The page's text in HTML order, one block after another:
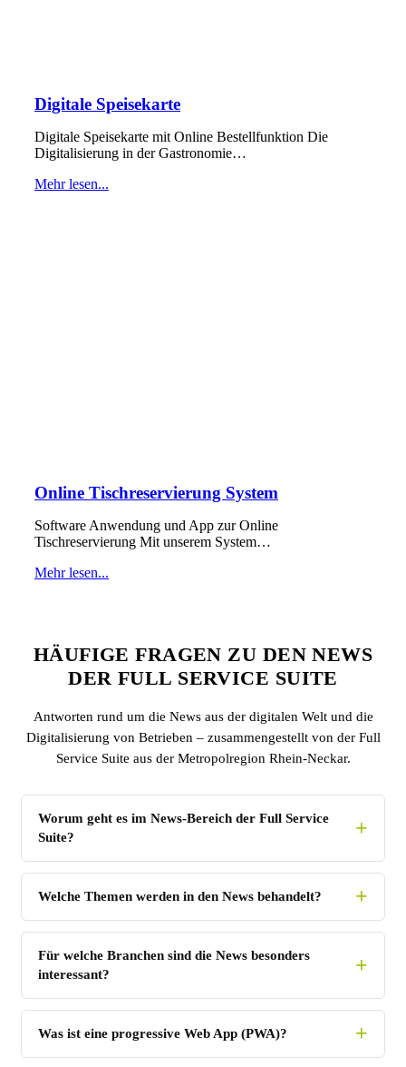
Digitale Speisekarte
Digitale Speisekarte mit Online Bestellfunktion Die
Digitalisierung in der Gastronomie…
Mehr lesen...
Online Tischreservierung System
Software Anwendung und App zur Online
Tischreservierung Mit unserem System…
Mehr lesen...
HÄUFIGE FRAGEN ZU DEN NEWS
DER FULL SERVICE SUITE
Antworten rund um die News aus der digitalen Welt und die
Digitalisierung von Betrieben – zusammengestellt von der Full
Service Suite aus der Metropolregion Rhein-Neckar.
Worum geht es im News-Bereich der Full Service
Suite?
Welche Themen werden in den News behandelt?
Für welche Branchen sind die News besonders
interessant?
Was ist eine progressive Web App (PWA)?